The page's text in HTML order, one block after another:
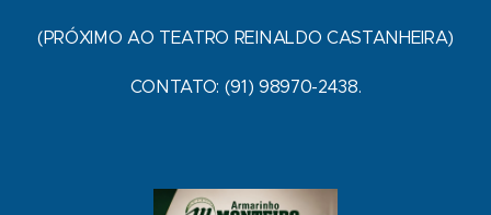
(PRÓXIMO AO TEATRO REINALDO CASTANHEIRA)
CONTATO: (91) 98970-2438.